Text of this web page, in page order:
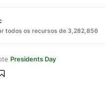
todos os recursos de 3,282,856
Presidents Day